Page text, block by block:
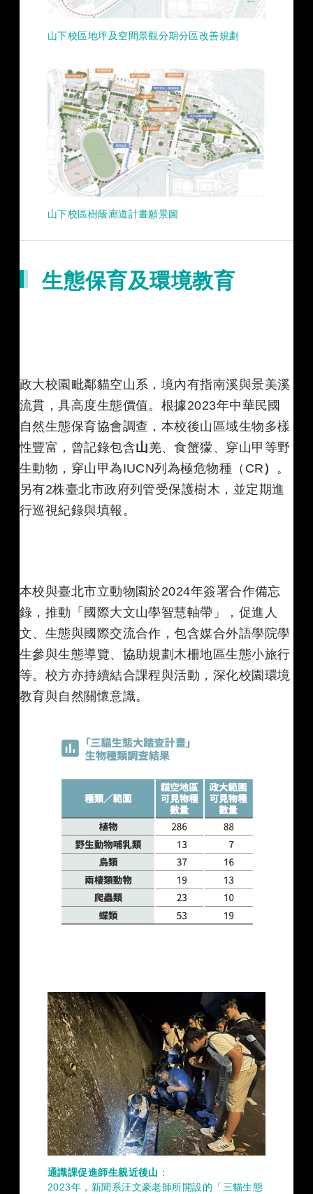
山下校區地坪及空間景觀分期分區改善規劃
山下校區樹蔭廊道計畫願景圖
生態保育及環境教育
政大校園毗鄰貓空山系，境內有指南溪與景美溪
流貫，具高度生態價值。根據2023年中華民國
自然生態保育協會調查，本校後山區域生物多樣
性豐富，曾記錄包含山羌、食蟹獴、穿山甲等野
生動物，穿山甲為IUCN列為極危物種（CR）
。
另有2株臺北市政府列管受保護樹木，並定期進
行巡視紀錄與填報。
本校與臺北市立動物園於2024年簽署合作備忘
錄，推動「國際大文山學智慧軸帶」，促進人
文、生態與國際交流合作，包含媒合外語學院學
生參與生態導覽、協助規劃木柵地區生態小旅行
等。校方亦持續結合課程與活動，深化校園環境
教育與自然關懷意識。
通識課促進師生親近後山 ：
2023年，新聞系汪文豪老師所開設的「三貓生態